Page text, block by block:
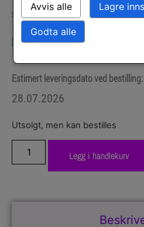
SKU Kategori:
kr3 980,00
Estimert leveringsdato ved bestilling:
28.07.2026
Utsolgt, men kan bestilles
Legg i handlekurv
Avvis alle Lagre
Godta alle